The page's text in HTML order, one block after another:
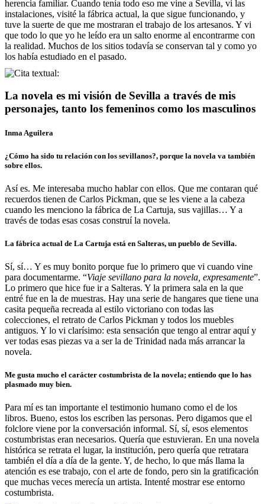
herencia familiar. Cuando tenía todo eso me vine a Sevilla, vi las
instalaciones, visité la fábrica actual, la que sigue funcionando, y
tuve la suerte de que me mostraran el trabajo de los artesanos. Y vi
que todo lo que yo he leído era un salto enorme al encontrarme con
la realidad. Muchos de los sitios todavía se conservan tal y como yo
los había estudiado en el pasado.
La novela es mi visión de Sevilla a través de mis
personajes, tanto los femeninos como los masculinos
Inma Aguilera
¿Cómo ha sido tu relación con los sevillanos?, porque la novela va también
sobre ellos.
Así es. Me interesaba mucho hablar con ellos. Que me contaran qué
recuerdos tienen de Carlos Pickman, que se les viene a la cabeza
cuando les menciono la fábrica de La Cartuja, sus vajillas… Y a
través de todas esas cosas construí la novela.
La fábrica actual de La Cartuja está en Salteras, un pueblo de Sevilla.
Sí, sí… Y es muy bonito porque fue lo primero que vi cuando vine
para documentarme. “Viaje sevillano para la novela, expresamente”.
Lo primero que hice fue ir a Salteras. Y la primera sala en la que
entré fue en la de muestras. Hay una serie de hangares que tiene una
casita pequeña recreada al estilo victoriano con todas las
colecciones, el retrato de Carlos Pickman y todos los muebles
antiguos. Y lo vi clarísimo: esta sensación que tengo al entrar aquí y
ver todas esas piezas va a ser la de Trinidad nada más arrancar la
novela.
Me gusta mucho el carácter costumbrista de la novela; entiendo que lo has
plasmado muy bien.
Para mí es tan importante el testimonio humano como el de los
libros. Bueno, estos los escriben las personas. Pero digamos que el
folclore viene por la conversación informal. Sí, sí, esos elementos
costumbristas eran necesarios. Quería que estuvieran. En una novela
histórica se retrata el lugar, la institución, pero quería que retratara
también el día a día de la gente. Y, de hecho, lo que más llama la
atención es ese trabajo, con el arte de fondo, pero sin la gratificación
que muchas veces merecía un artista. Intenté mostrar ese entorno
costumbrista.